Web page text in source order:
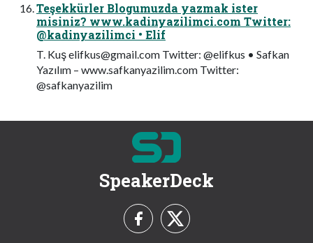
Teşekkürler Blogumuzda yazmak ister
misiniz? www.kadinyazilimci.com Twitter:
@kadinyazilimci • Elif
T. Kuşelifkus@gmail.com Twitter: @elifkus • Safkan
Yazılım – www.safkanyazilim.com Twitter:
@safkanyazilim
SpeakerDeck